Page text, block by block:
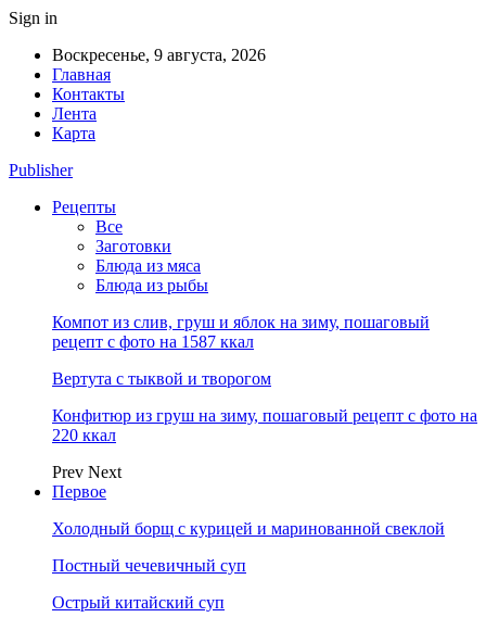
Sign in
Воскресенье, 9 августа, 2026
Главная
Контакты
Лента
Карта
Publisher
Рецепты
Все
Заготовки
Блюда из мяса
Блюда из рыбы
Компот из слив, груш и яблок на зиму, пошаговый
рецепт с фото на 1587 ккал
Вертута с тыквой и творогом
Конфитюр из груш на зиму, пошаговый рецепт с фото на
220 ккал
Prev Next
Первое
Холодный борщ с курицей и маринованной свеклой
Постный чечевичный суп
Острый китайский суп